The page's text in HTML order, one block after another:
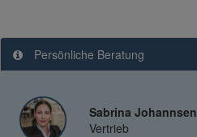
Persönliche Beratung
Sabrina Johannsen
Vertrieb